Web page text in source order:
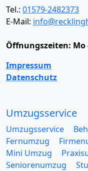
Tel.: 01579-2482373
E-Mail:
Öffnungszeiten: Mo
Impressum
Datenschutz
Umzugsservice
Umzugsservice
Fernumzug
Mini Umzug
Seniorenumzug